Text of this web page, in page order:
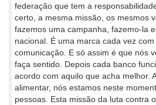
federação que tem a
certo, a mesma missão, os mesmos
fazemos uma campanha, fazemo-la
nacional. É uma marca cada vez
comunicação. E só assim é que nós
faça sentido. Depois cada banco
acordo com aquilo que acha melhor.
alimentar, nós estamos neste
pessoas. Esta missão da luta contra